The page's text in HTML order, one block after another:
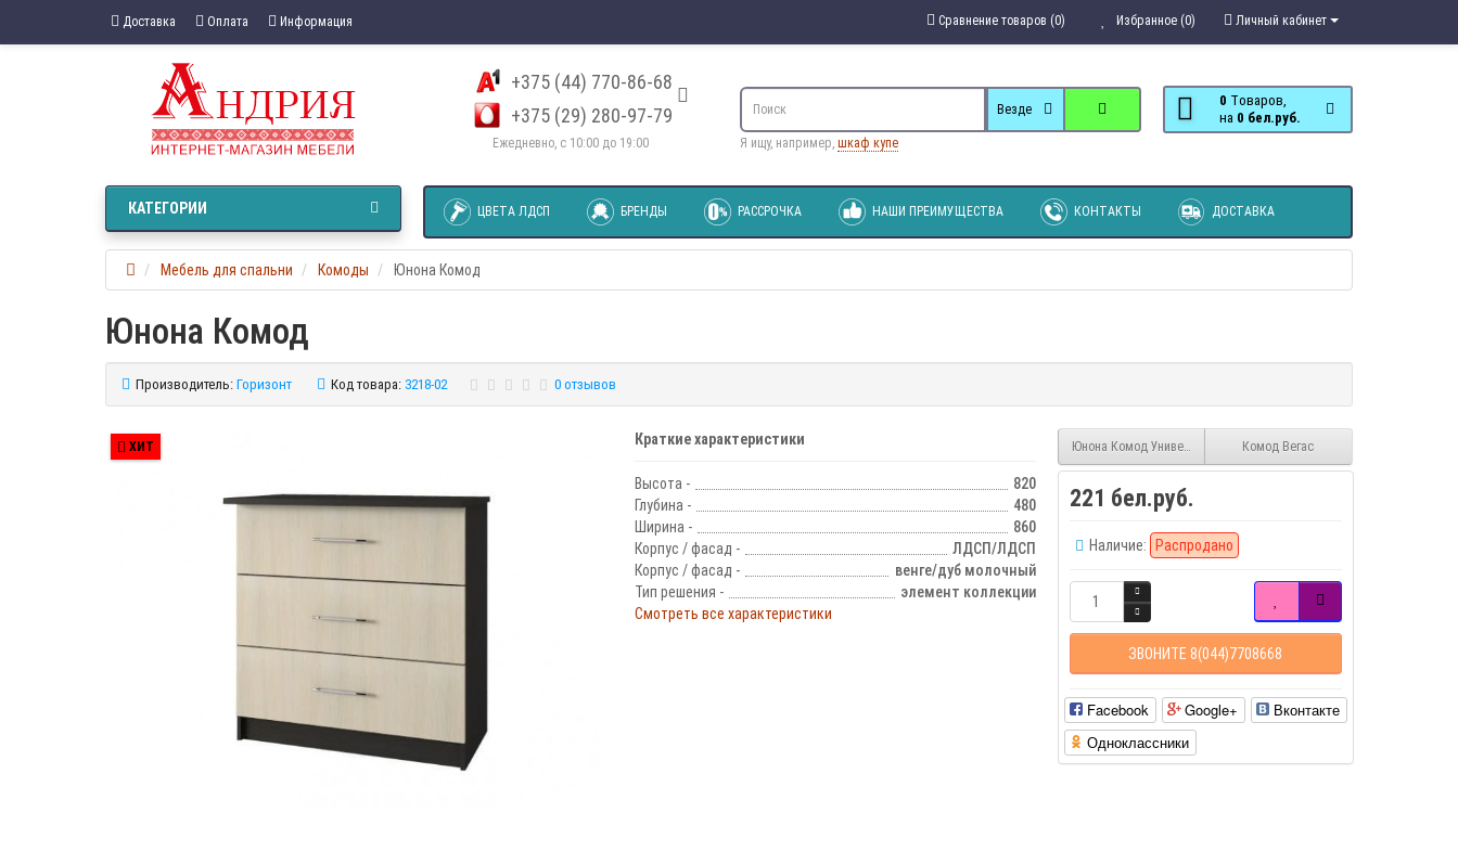
Доставка Оплата Информация Личный кабинет
Избранное (0)
Сравнение товаров (0)
+375 (44) 770-86-68
+375 (29) 280-97-79
Ежедневно, с 10:00 до 19:00
0 Tоваров,
на
0 бел.руб.
Везде
Я ищу, например, шкаф купе
ЦВЕТА ЛДСП БРЕНДЫ РАССРОЧКА НАШИ ПРЕИМУЩЕСТВА КОНТАКТЫ ДОСТАВКА
КАТЕГОРИИ
Мебель для спальни Комоды Юнона Комод
Юнона Комод
Производитель: Горизонт Код товара: 3218-02 0 отзывов
ХИТ Краткие характеристики
Высота -
820
Глубина -
480
Ширина -
860
Корпус / фасад -
ЛДСП/ЛДСП
Корпус / фасад -
венге/дуб молочный
Тип решения -
элемент коллекции
Смотреть все характеристики
Юнона Комод Универсальный Комод Вегас
221 бел.руб.
Наличие: Распродано
ЗВОНИТЕ 8(044)7708668
Facebook Google+
Вконтакте
Одноклассники